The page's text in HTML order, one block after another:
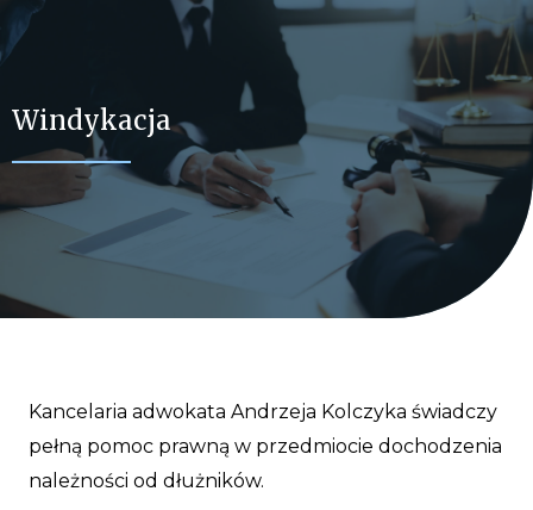
Windykacja
Kancelaria adwokata Andrzeja Kolczyka świadczy
pełną pomoc prawną w przedmiocie dochodzenia
należności od dłużników.